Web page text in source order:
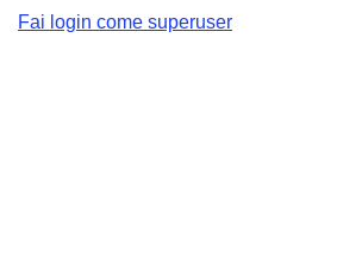
Fai login come superuser